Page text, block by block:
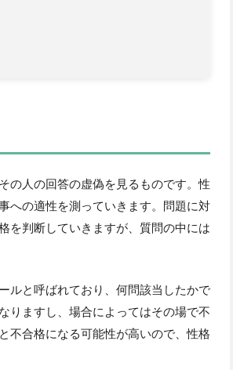
の人の回答の虚偽を見るものです。性
への適性を測っていきます。問題に対
を判断していきますが、質問の中には
ルと呼ばれており、何問該当したかで
りますし、場合によってはその場で不
不合格になる可能性が高いので、性格